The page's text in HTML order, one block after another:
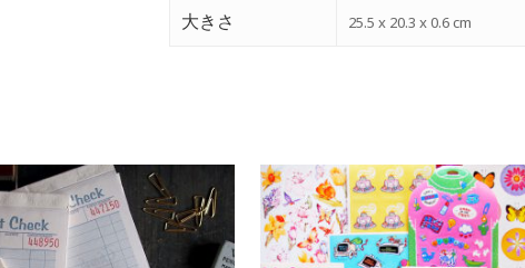
大きさ 25.5 x 20.3 x 0.6 cm